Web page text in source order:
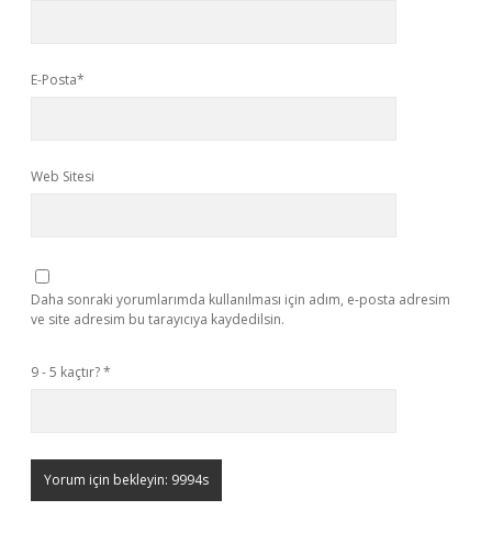
E-Posta*
Web Sitesi
Daha sonraki yorumlarımda kullanılması için adım, e-posta adresim
ve site adresim bu tarayıcıya kaydedilsin.
9 - 5 kaçtır?*